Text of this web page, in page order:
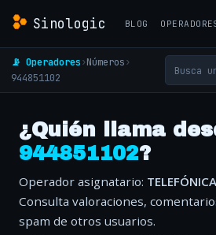
Sinologic BLOG
📡 Operadores›Números›
944851102
¿Quién llama
944851102?
Operador asignatario:
Consulta valoraciones,
spam de otros usuarios.